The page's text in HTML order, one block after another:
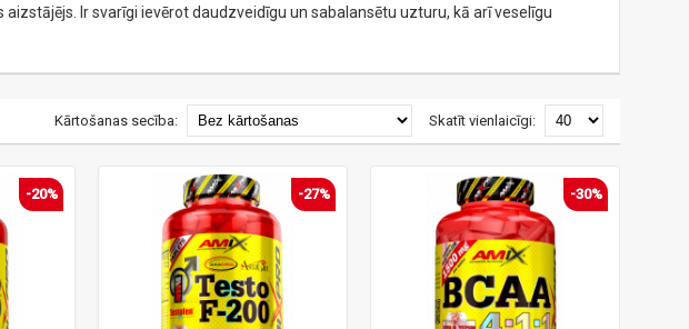
Ir svarīgi ievērot daudzveidīgu un sabalansētu uzturu, kā arī veselīgu
Skatīt vienlaicīgi:
Kārtošanas secība:
-20% -27% -30%